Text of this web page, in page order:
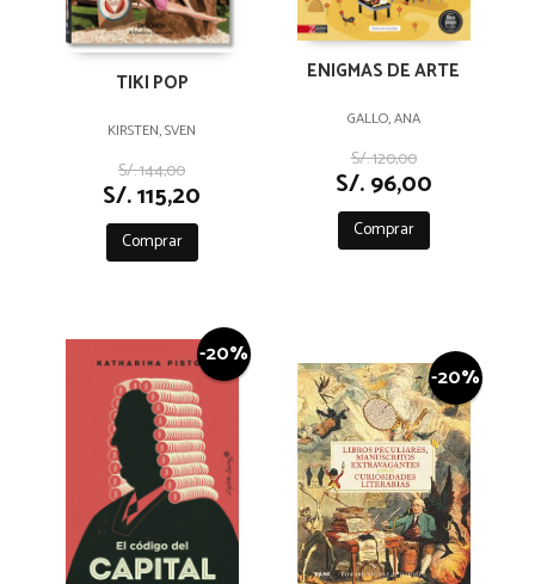
TIKI POP
KIRSTEN, SVEN
S/. 144,00
S/. 115,20
Comprar
ENIGMAS DE ARTE
GALLO, ANA
S/. 120,00
S/. 96,00
Comprar
-20%
-20%